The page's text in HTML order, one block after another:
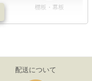
棚板・幕板
配送について